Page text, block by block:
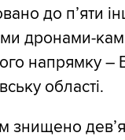
до п’яти
дронами-
напрямку
області.
знищено